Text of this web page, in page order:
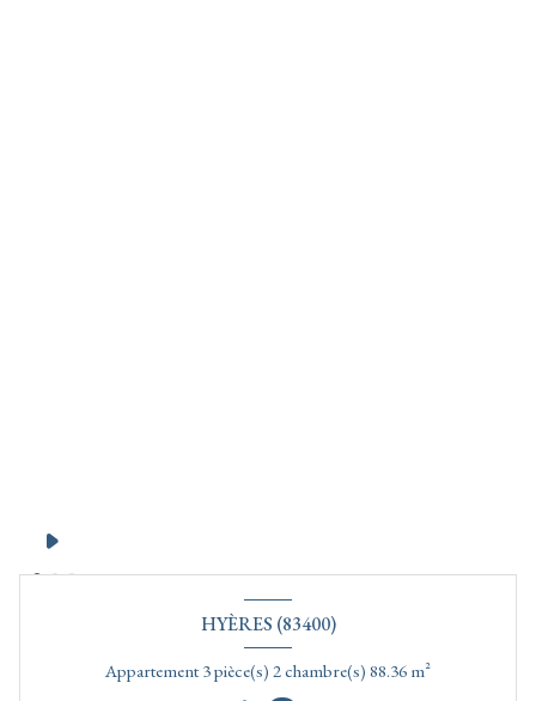
HYÈRES (83400)
Appartement 3 pièce(s) 2 chambre(s) 88.36 m²